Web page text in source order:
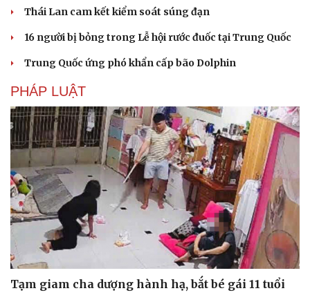
Thái Lan cam kết kiểm soát súng đạn
16 người bị bỏng trong Lễ hội rước đuốc tại Trung Quốc
Trung Quốc ứng phó khẩn cấp bão Dolphin
PHÁP LUẬT
Tạm giam cha dượng hành hạ, bắt bé gái 11 tuổi